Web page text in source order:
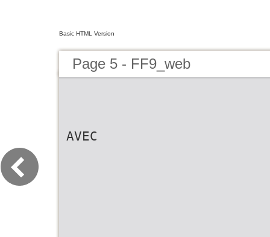
Basic HTML Version
Page 5 - FF9_web
AVEC